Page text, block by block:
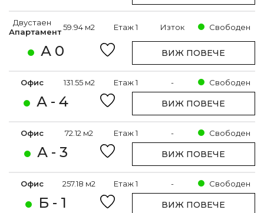
А 0
Двустаен
Апартамент59.94 м2 Етаж 1 Изток Свободен
ВИЖ ПОВЕЧЕ
А - 4
Офис 131.55 м2 Етаж 1 - Свободен
ВИЖ ПОВЕЧЕ
А - 3
Офис 72.12 м2 Етаж 1 - Свободен
ВИЖ ПОВЕЧЕ
Б - 1
Офис 257.18 м2 Етаж 1 - Свободен
ВИЖ ПОВЕЧЕ